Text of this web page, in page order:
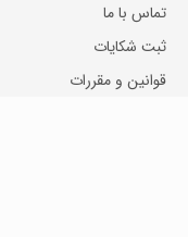
تماس با ما
ثبت شکایات
قوانین و مقررات